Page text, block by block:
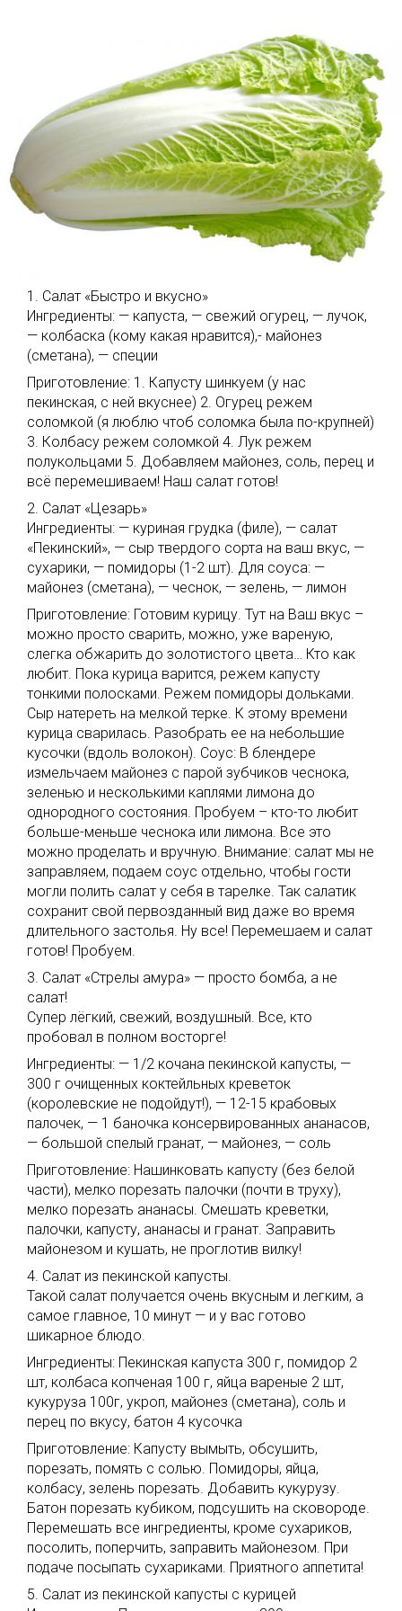
1. Салат «Быстро и вкусно»
Ингредиенты: — капуста, — свежий огурец, — лучок,
— колбаска (кому какая нравится),- майонез
(сметана), — специи
Приготовление: 1. Капусту шинкуем (у нас
пекинская, с ней вкуснее) 2. Огурец режем
соломкой (я люблю чтоб соломка была по-крупней)
3. Колбасу режем соломкой 4. Лук режем
полукольцами 5. Добавляем майонез, соль, перец и
всё перемешиваем! Наш салат готов!
2. Салат «Цезарь»
Ингредиенты: — куриная грудка (филе), — салат
«Пекинский», — сыр твердого сорта на ваш вкус, —
сухарики, — помидоры (1-2 шт). Для соуса: —
майонез (сметана), — чеснок, — зелень, — лимон
Приготовление: Готовим курицу. Тут на Ваш вкус –
можно просто сварить, можно, уже вареную,
слегка обжарить до золотистого цвета… Кто как
любит. Пока курица варится, режем капусту
тонкими полосками. Режем помидоры дольками.
Сыр натереть на мелкой терке. К этому времени
курица сварилась. Разобрать ее на небольшие
кусочки (вдоль волокон). Соус: В блендере
измельчаем майонез с парой зубчиков чеснока,
зеленью и несколькими каплями лимона до
однородного состояния. Пробуем – кто-то любит
больше-меньше чеснока или лимона. Все это
можно проделать и вручную. Внимание: салат мы не
заправляем, подаем соус отдельно, чтобы гости
могли полить салат у себя в тарелке. Так салатик
сохранит свой первозданный вид даже во время
длительного застолья. Ну все! Перемешаем и салат
готов! Пробуем.
3. Салат «Стрелы амура» — просто бомба, а не
салат!
Супер лёгкий, свежий, воздушный. Все, кто
пробовал в полном восторге!
Ингредиенты: — 1/2 кочана пекинской капусты, —
300 г очищенных коктейльных креветок
(королевские не подойдут!), — 12-15 крабовых
палочек, — 1 баночка консервированных ананасов,
— большой спелый гранат, — майонез, — соль
Приготовление: Нашинковать капусту (без белой
части), мелко порезать палочки (почти в труху),
мелко порезать ананасы. Смешать креветки,
палочки, капусту, ананасы и гранат. Заправить
майонезом и кушать, не проглотив вилку!
4. Салат из пекинской капусты.
Такой салат получается очень вкусным и легким, а
самое главное, 10 минут — и у вас готово
шикарное блюдо.
Ингредиенты: Пекинская капуста 300 г, помидор 2
шт, колбаса копченая 100 г, яйца вареные 2 шт,
кукуруза 100г, укроп, майонез (сметана), соль и
перец по вкусу, батон 4 кусочка
Приготовление: Капусту вымыть, обсушить,
порезать, помять с солью. Помидоры, яйца,
колбасу, зелень порезать. Добавить кукурузу.
Батон порезать кубиком, подсушить на сковороде.
Перемешать все ингредиенты, кроме сухариков,
посолить, поперчить, заправить майонезом. При
подаче посыпать сухариками. Приятного аппетита!
5. Салат из пекинской капусты с курицей